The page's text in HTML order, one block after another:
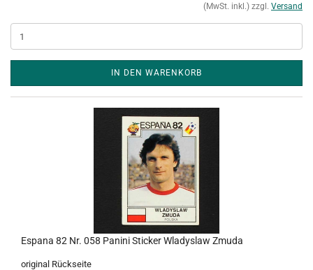
(MwSt. inkl.) zzgl. Versand
IN DEN WARENKORB
Espana 82 Nr. 058 Panini Sticker Wladyslaw Zmuda
original Rückseite